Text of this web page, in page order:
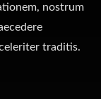
nostrum
traditis.